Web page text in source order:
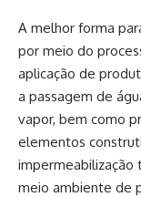
A melhor forma
por meio do
aplicação de
a passagem de
vapor, bem como
elementos
meio ambiente de